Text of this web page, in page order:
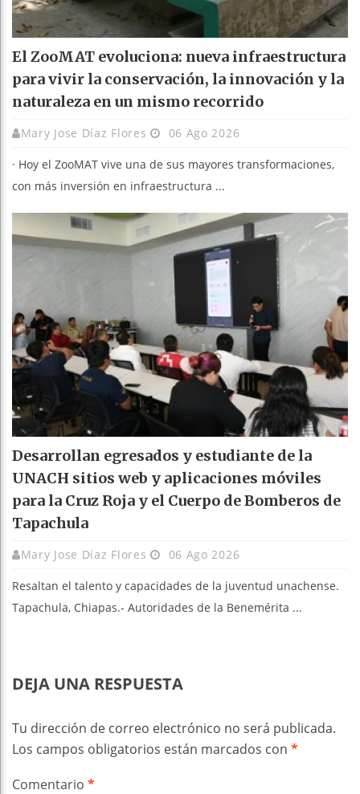
El ZooMAT evoluciona: nueva infraestructura
para vivir la conservación, la innovación y la
naturaleza en un mismo recorrido
Mary Jose Díaz Flores 06 Ago 2026
· Hoy el ZooMAT vive una de sus mayores transformaciones,
con más inversión en infraestructura ...
Desarrollan egresados y estudiante de la
UNACH sitios web y aplicaciones móviles
para la Cruz Roja y el Cuerpo de Bomberos de
Tapachula
Mary Jose Díaz Flores 06 Ago 2026
Resaltan el talento y capacidades de la juventud unachense.
Tapachula, Chiapas.- Autoridades de la Benemérita ...
DEJA UNA RESPUESTA
Tu dirección de correo electrónico no será publicada.
Los campos obligatorios están marcados con *
Comentario *